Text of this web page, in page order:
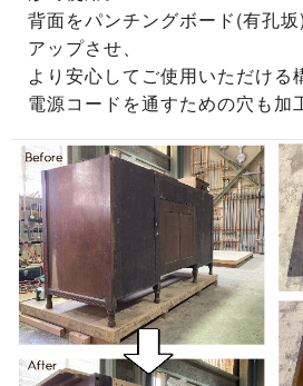
背面をパンチングボード(有孔
アップさせ、
より安心してご使用いただける
電源コードを通すための穴も加